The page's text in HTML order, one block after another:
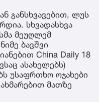
განსხვავებით, ლუს
სხვადასხვა
მეუღლემ
ბავშვი
China Daily 18
ასახელებს)
უსაფრთხო ოჯახები
მათზე